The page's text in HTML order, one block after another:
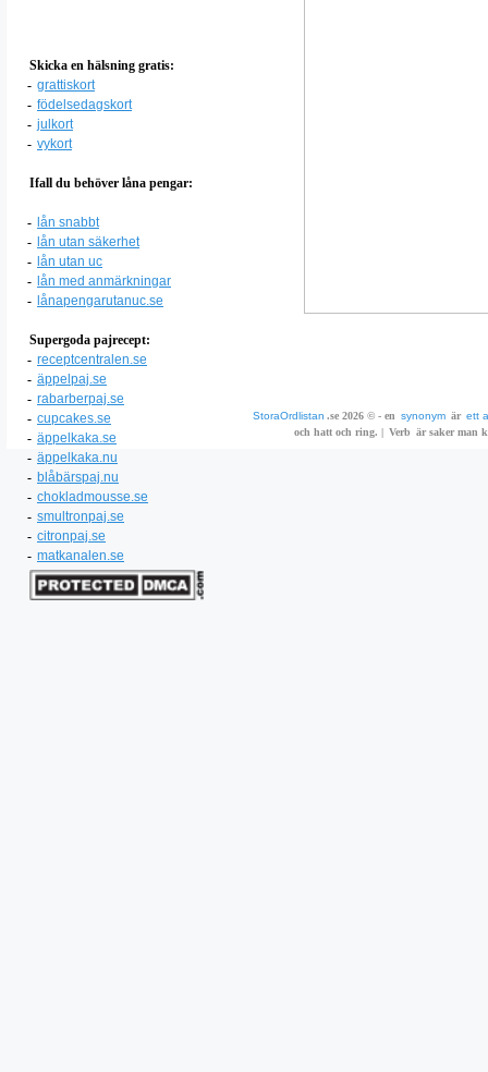
Skicka en hälsning gratis:
- grattiskort
- födelsedagskort
- julkort
- vykort
Ifall du behöver låna pengar:
- lån snabbt
- lån utan säkerhet
- lån utan uc
- lån med anmärkningar
- lånapengarutanuc.se
Supergoda pajrecept:
- receptcentralen.se
- äppelpaj.se
- rabarberpaj.se
- cupcakes.se
- äppelkaka.se
- äppelkaka.nu
- blåbärspaj.nu
- chokladmousse.se
- smultronpaj.se
- citronpaj.se
- matkanalen.se
StoraOrdlistan .se 2026 © - en synonym är ett
och hatt och ring. | Verb är saker man